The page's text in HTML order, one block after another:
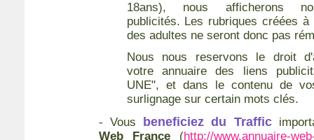
18ans), nous afficherons
publicités. Les rubriques créées à
des adultes ne seront donc pas
Nous nous reservons le droit
votre annuaire des liens
UNE", et dans le contenu de
surlignage sur certain mots clés.
- Vous beneficiez du Traffic
Web France(http://www.annuaire-